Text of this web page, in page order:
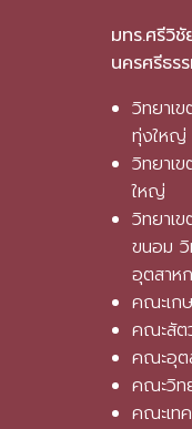
มทร.ศรีวิ
นครศรีธร
วิทยาเ
ทุ่งใหญ่
วิทยาเ
ใหญ่
วิทยาเ
ขนอม วิ
อุตสาห
คณะเก
คณะสัต
คณะอุต
คณะวิท
คณะเท